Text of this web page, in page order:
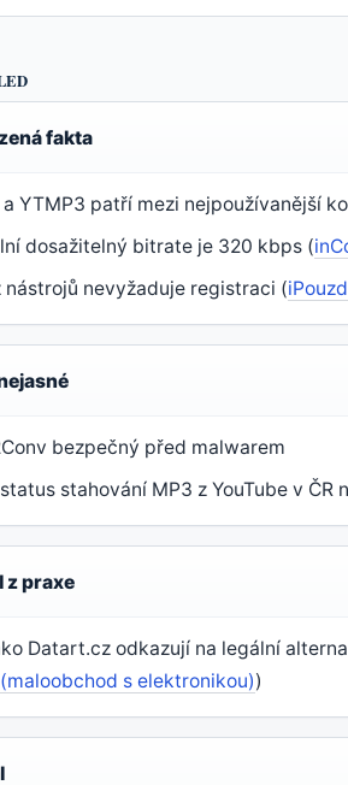
fakta
a YTMP3 patří mezi nejpoužívanější
dosažitelný bitrate je 320 kbps (
nástrojů nevyžaduje registraci (
bezpečný před malwarem
stahování MP3 z YouTube v ČR
z praxe
Datart.cz odkazují na legální
s elektronikou))